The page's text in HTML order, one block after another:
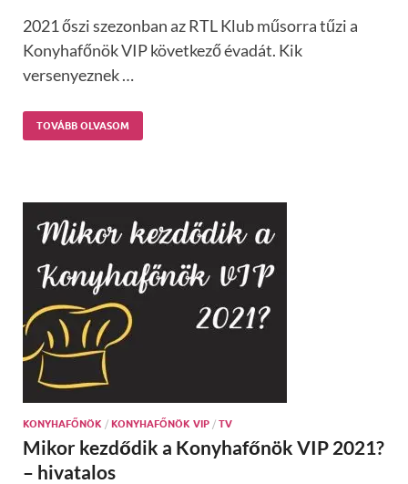
2021 őszi szezonban az RTL Klub műsorra tűzi a
Konyhafőnök VIP következő évadát. Kik
versenyeznek …
TOVÁBB OLVASOM
KONYHAFŐNÖK / KONYHAFŐNÖK VIP / TV
Mikor kezdődik a Konyhafőnök VIP 2021?
– hivatalos